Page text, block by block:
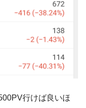
行けば良いほ